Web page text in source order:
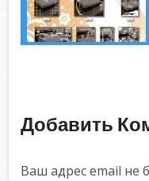
Добавить
Ваш адрес email не